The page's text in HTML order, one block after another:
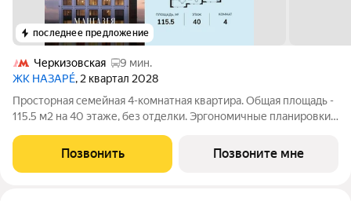
последнее предложение
Черкизовская
9 мин.
ЖК НАЗАРÉ, 2 квартал 2028
Просторная семейная 4-комнатная квартира. Общая площадь -
115.5 м2 на 40 этаже, без отделки. Эргономичные планировки,
света и террасы с завораживающими видами на панораму
города и национальный
Позвонить Позвоните мне